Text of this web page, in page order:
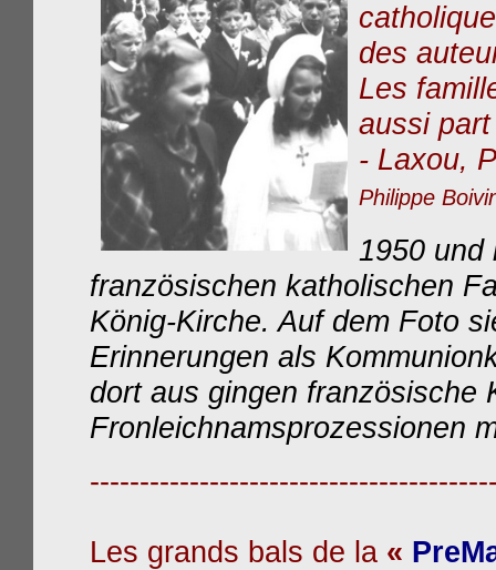
des
Les
aussi
- Laxou,
Philippe
1950 und
französischen katholischen
König-Kirche. Auf dem Foto
Erinnerungen als
dort aus gingen französische
Fronleichnamsprozessionen
Les grands bals de la «